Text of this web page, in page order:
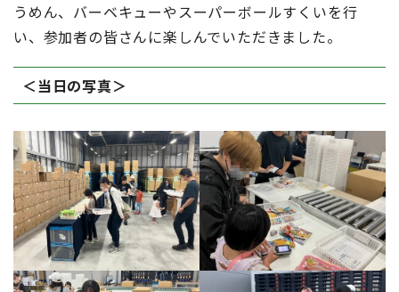
うめん、バーベキューやスーパーボールすくいを行
い、参加者の皆さんに楽しんでいただきました。
＜当日の写真＞